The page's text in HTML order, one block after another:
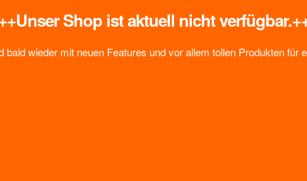
Unser Shop ist aktuell nicht
bald wieder mit neuen Features und vor allem tollen Produkten für